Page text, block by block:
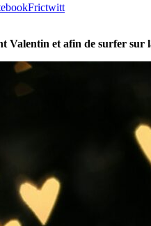
Frictwitt
Valentin et afin de surfer